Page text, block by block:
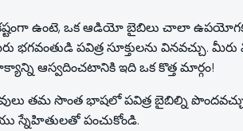
ఉంటె, ఒక ఆడియో బైబిలు చాలా
పవిత్ర సూక్తులను వినవచ్చు.
ఆస్వదించటానికి ఇది ఒక కొత్త మార్గం!
తమ సొంత భాషలో పవిత్ర బైబిల్ని
స్నేహితులతో పంచుకోండి.